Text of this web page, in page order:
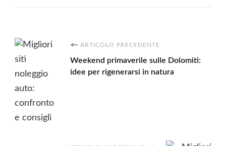
Navigazione
articoli
ARTICOLO PRECEDENTE
Weekend primaverile sulle Dolomiti:
idee per rigenerarsi in natura